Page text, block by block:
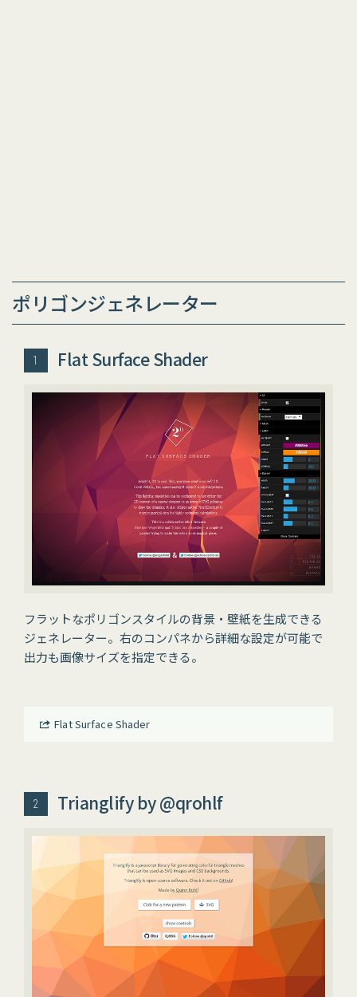
ポリゴンジェネレーター
Flat Surface Shader
フラットなポリゴンスタイルの背景・壁紙を生成できる
ジェネレーター。右のコンパネから詳細な設定が可能で
出力も画像サイズを指定できる。
Flat Surface Shader
Trianglify by @qrohlf